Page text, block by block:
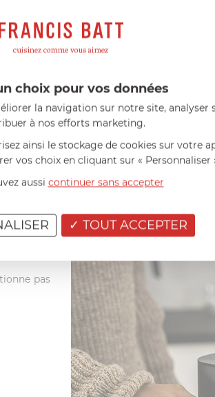
perte de
spéciale
A) et
auto-
pas
choix pour vos données
la navigation sur notre site, analyser
à nos efforts marketing.
ainsi le stockage de cookies sur votre
vos choix en cliquant sur « Personnaliser
aussi continuer sans accepter
TOUT ACCEPTER